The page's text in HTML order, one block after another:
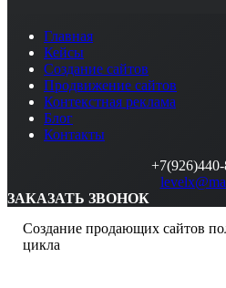
Главная
Кейсы
Создание сайтов
Продвижение сайтов
Контекстная реклама
Блог
Контакты
ЗАКАЗАТЬ ЗВОНОК
Создание продающих сайтов
цикла